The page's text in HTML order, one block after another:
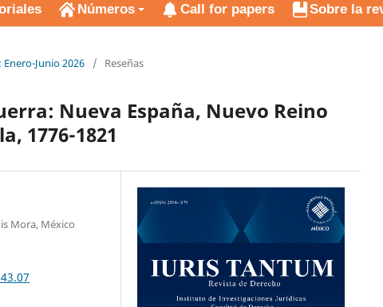
Números Call for papers Sobre la
Junio 2026 / Reseñas
Nueva España, Nuevo Reino
1776-1821
Mora, México